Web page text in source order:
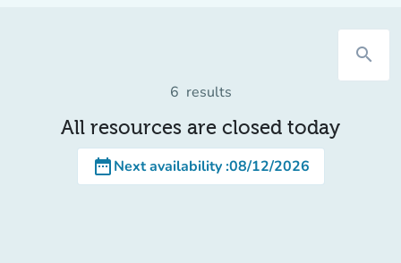
search
6 results
All resources are closed today
date_rangeNext availability:08/12/2026